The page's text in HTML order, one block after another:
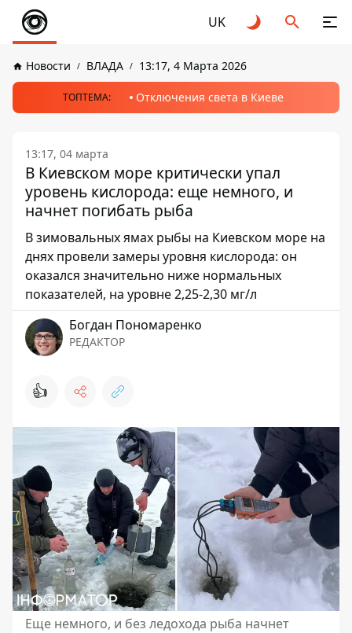
UK
Новости ВЛАДА 13:17, 4 Марта 2026
ТОПТЕМА: Отключения света в Киеве
13:17, 04 марта
В Киевском море критически упал
уровень кислорода: еще немного, и
начнет погибать рыба
В зимовальных ямах рыбы на Киевском море на
днях провели замеры уровня кислорода: он
оказался значительно ниже нормальных
показателей, на уровне 2,25-2,30 мг/л
Богдан Пономаренко
РЕДАКТОР
👍
Еще немного, и без ледохода рыба начнет